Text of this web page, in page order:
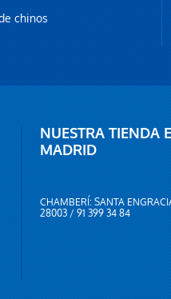
chinos
NUESTRA TIENDA
MADRID
CHAMBERÍ: SANTA
28003 / 91 399 34 84